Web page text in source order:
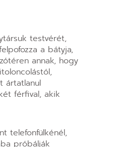
testvérét,
a bátyja,
annak, hogy
ártatlanul
férfival, akik
telefonfülkénél,
próbálják